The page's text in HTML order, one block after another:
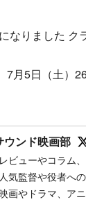
なりました ク
7月5日（土）
ウンド映画部
ビューやコラム
気監督や役者へ
画やドラマ、ア